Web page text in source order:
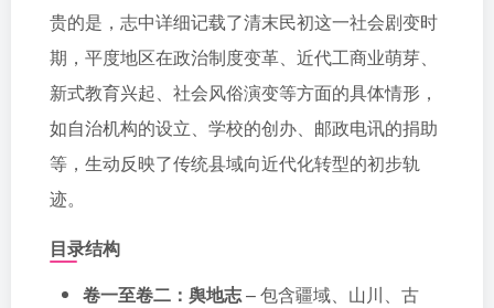
贵的是，志中详细记载了清末民初这一社会剧变时
期，平度地区在政治制度变革、近代工商业萌芽、
新式教育兴起、社会风俗演变等方面的具体情形，
如自治机构的设立、学校的创办、邮政电讯的捐助
等，生动反映了传统县域向近代化转型的初步轨
迹。
目录结构
卷一至卷二：舆地志– 包含疆域、山川、古